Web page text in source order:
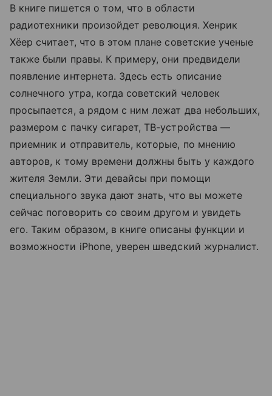
В книге пишется о том, что в области
радиотехники произойдет революция. Хенрик
Хёер считает, что в этом плане советские ученые
также были правы. К примеру, они предвидели
появление интернета. Здесь есть описание
солнечного утра, когда советский человек
просыпается, а рядом с ним лежат два небольших,
размером с пачку сигарет, ТВ-устройства —
приемник и отправитель, которые, по мнению
авторов, к тому времени должны быть у каждого
жителя Земли. Эти девайсы при помощи
специального звука дают знать, что вы можете
сейчас поговорить со своим другом и увидеть
его. Таким образом, в книге описаны функции и
возможности iPhone, уверен шведский журналист.